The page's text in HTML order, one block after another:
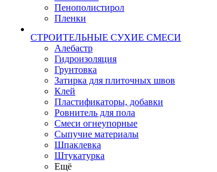
Пенополистирол
Пленки
СТРОИТЕЛЬНЫЕ СУХИЕ СМЕСИ
Алебастр
Гидроизоляция
Грунтовка
Затирка для плиточных швов
Клей
Пластификаторы, добавки
Ровнитель для пола
Смеси огнеупорные
Сыпучие материалы
Шпаклевка
Штукатурка
Ещё